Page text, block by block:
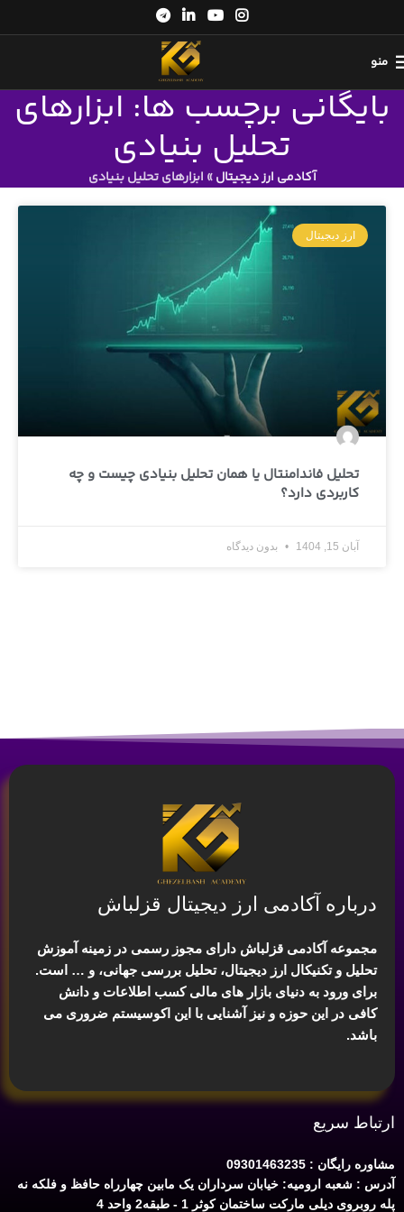
منو
بایگانی برچسب ها: ابزارهای
تحلیل بنیادی
آکادمی ارز دیجیتال» ابزارهای تحلیل بنیادی
ارز دیجیتال
تحلیل فاندامنتال یا همان تحلیل بنیادی چیست و چه
کاربردی دارد؟
آبان 15, 1404 بدون دیدگاه
درباره آکادمی ارز دیجیتال قزلباش
مجموعه آکادمی قزلباش دارای مجوز رسمی در زمینه آموزش
تحلیل و تکنیکال ارز دیجیتال، تحلیل بررسی جهانی، و … است.
برای ورود به دنیای بازار های مالی کسب اطلاعات و دانش
کافی در این حوزه و نیز آشنایی با این اکوسیستم ضروری می
باشد.
ارتباط سریع
مشاوره رایگان : 09301463235
آدرس : شعبه ارومیه: خیابان سرداران یک مابین چهارراه حافظ و فلکه نه
پله روبروی دیلی مارکت ساختمان کوثر 1 - طبقه2 واحد 4